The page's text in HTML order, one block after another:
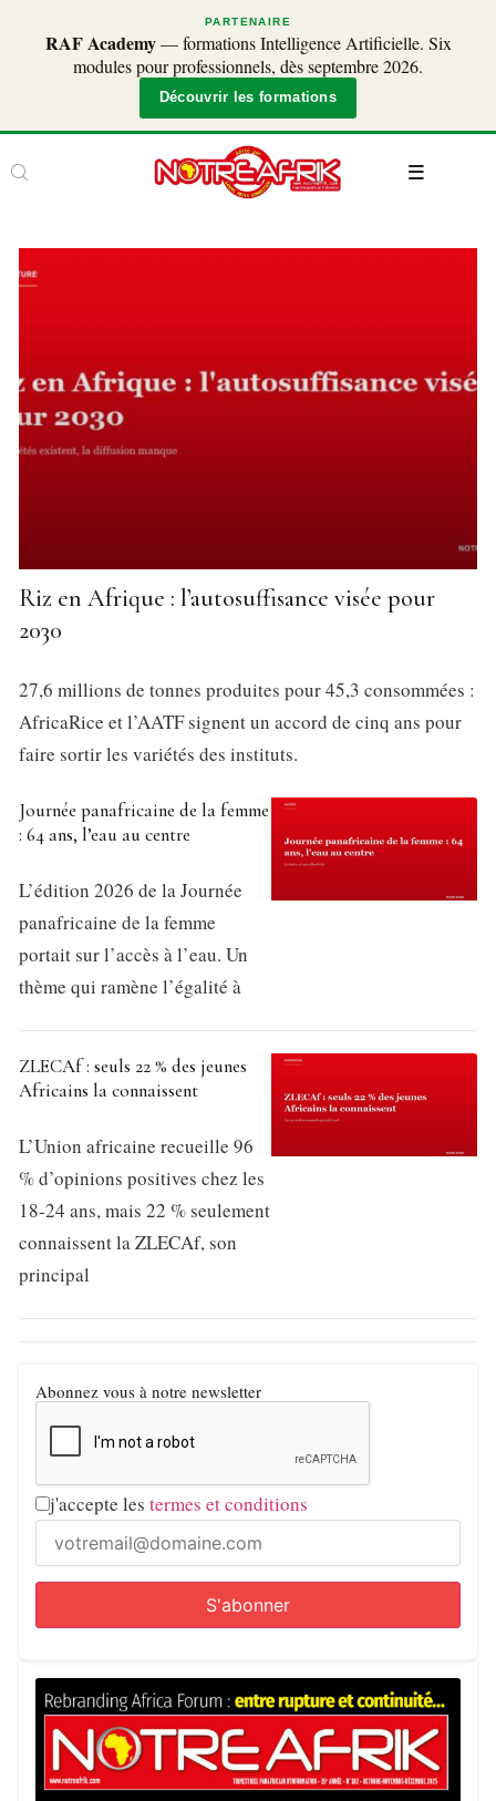
PARTENAIRE
RAF Academy— formations Intelligence Artificielle. Six
modules pour professionnels, dès septembre 2026.
Découvrir les formations
Riz en Afrique : l’autosuffisance visée pour
2030
27,6 millions de tonnes produites pour 45,3 consommées :
AfricaRice et l’AATF signent un accord de cinq ans pour
faire sortir les variétés des instituts.
Journée panafricaine de la femme
: 64 ans, l’eau au centre
L’édition 2026 de la Journée
panafricaine de la femme
portait sur l’accès à l’eau. Un
thème qui ramène l’égalité à
ZLECAf : seuls 22 % des jeunes
Africains la connaissent
L’Union africaine recueille 96
% d’opinions positives chez les
18-24 ans, mais 22 % seulement
connaissent la ZLECAf, son
principal
Abonnez vous à notre newsletter
j'accepte les termes et conditions